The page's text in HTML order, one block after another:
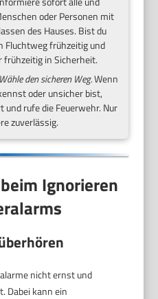
oder Personen mit
des Hauses. Bist du
Fluchtweg frühzeitig und
in Sicherheit.
Wähle den sicheren Weg.Wenn
oder unsicher bist,
und rufe die Feuerwehr. Nur
zuverlässig.
Ignorieren
nicht ernst und
Dabei kann ein